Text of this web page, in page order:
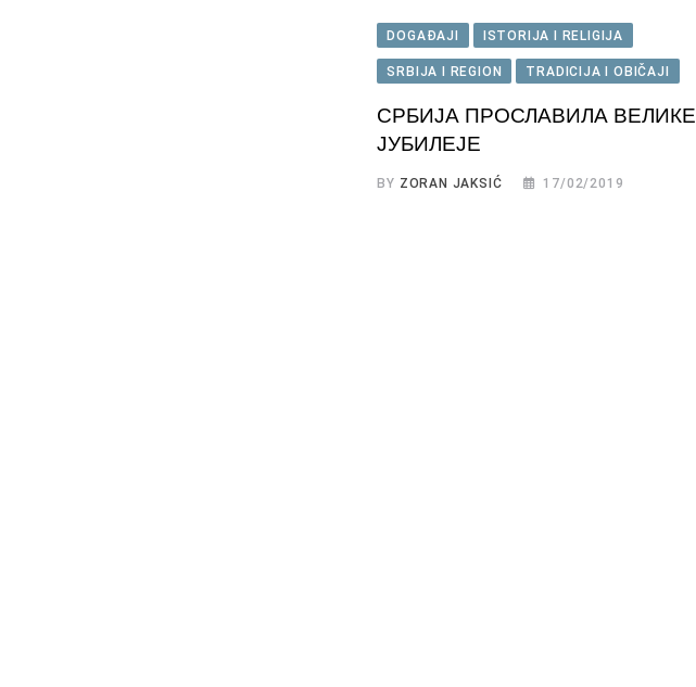
DOGAĐAJI ISTORIJA I RELIGIJA
SRBIJA I REGION TRADICIJA I OBIČAJI
СРБИЈА ПРОСЛАВИЛА ВЕЛИКЕ
ЈУБИЛЕЈЕ
BY ZORAN JAKSIĆ 17/02/2019